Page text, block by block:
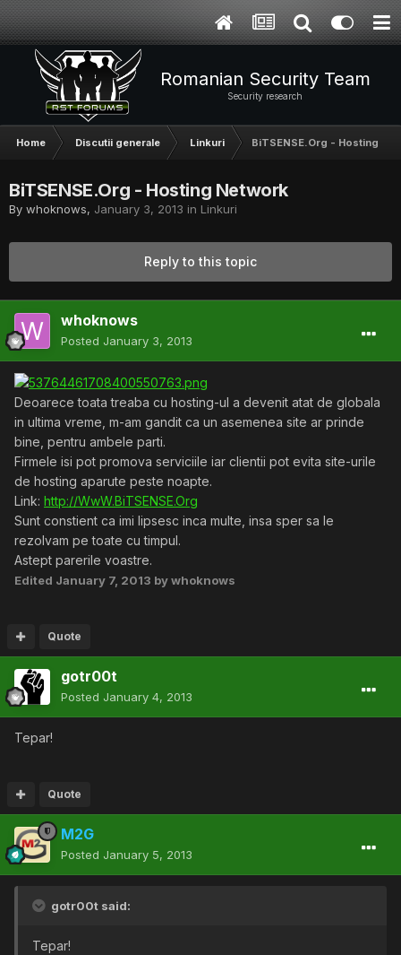
Romanian Security Team
Security research
Home Discutii generale Linkuri BiTSENSE.Org - Hosting
BiTSENSE.Org - Hosting Network
By whoknows, January 3, 2013 in Linkuri
Reply to this topic
whoknows
Posted January 3, 2013
Deoarece toata treaba cu hosting-ul a devenit atat de globala
in ultima vreme, m-am gandit ca un asemenea site ar prinde
bine, pentru ambele parti.
Firmele isi pot promova serviciile iar clientii pot evita site-urile
de hosting aparute peste noapte.
Link: http://WwW.BiTSENSE.Org
Sunt constient ca imi lipsesc inca multe, insa sper sa le
rezolvam pe toate cu timpul.
Astept parerile voastre.
Edited January 7, 2013 by whoknows
Quote
gotr00t
Posted January 4, 2013
Tepar!
Quote
M2G
Posted January 5, 2013
gotr00t said:
Tepar!